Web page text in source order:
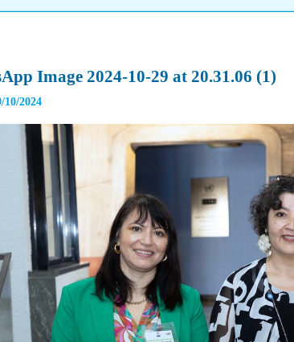
Image 2024-10-29 at 20.31.06 (1)
10/2024